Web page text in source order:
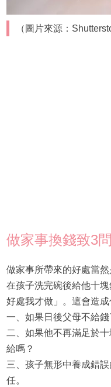
（圖片來源：
做家事換錢致3
做家事所帶來的好處當
在孩子洗完碗後給他十
好處我才做」。這會造成
一、如果日後父母不給
二、如果他不再滿足於
給嗎？
三、孩子無形中養成錯
任。